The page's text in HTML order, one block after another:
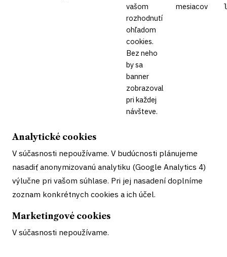
vašom
rozhodnutí
ohľadom
cookies.
Bez neho
by sa
banner
zobrazoval
pri každej
návšteve.
mesiacov
Analytické cookies
V súčasnosti nepoužívame. V budúcnosti plánujeme
nasadiť anonymizovanú analytiku (Google Analytics 4)
výlučne pri vašom súhlase. Pri jej nasadení doplníme
zoznam konkrétnych cookies a ich účel.
Marketingové cookies
V súčasnosti nepoužívame.